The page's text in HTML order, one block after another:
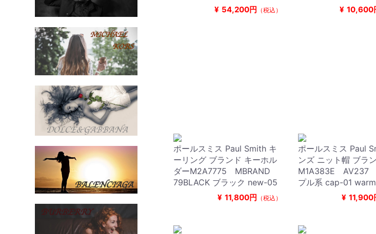
¥ 54,200円 （税込） ¥ 10,600
ポールスミス Paul Smith キ
ーリング ブランド キーホル
ダーM2A7775 MBRAND
79BLACK ブラック new-05
¥ 11,800円 （税込）
ポールスミス Paul
ンズ ニット帽 ブラ
M1A383E AV237
プル系 cap-01
¥ 11,900